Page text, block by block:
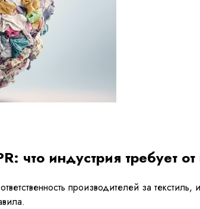
что индустрия требует
производителей за